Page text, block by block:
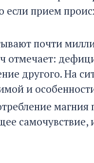
если прием
почти
отмечает:
другого. На
и
самочувствие,